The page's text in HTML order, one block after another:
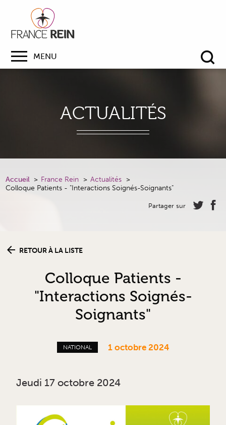
MENU
ACTUALITÉS
Accueil France Rein
Actualités
Colloque Patients - "Interactions Soignés-Soignants"
Partager sur
RETOUR À LA LISTE
Colloque Patients -
"Interactions Soignés-
Soignants"
NATIONAL 1 octobre 2024
Jeudi 17 octobre 2024